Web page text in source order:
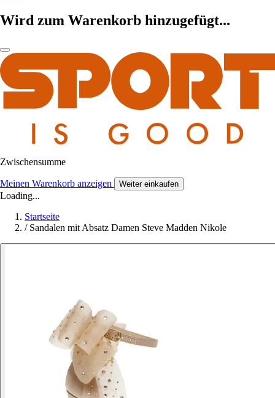
Wird zum Warenkorb hinzugefügt...
Zwischensumme
Meinen Warenkorb anzeigen Weiter einkaufen
Loading...
Startseite
/ Sandalen mit Absatz Damen Steve Madden Nikole